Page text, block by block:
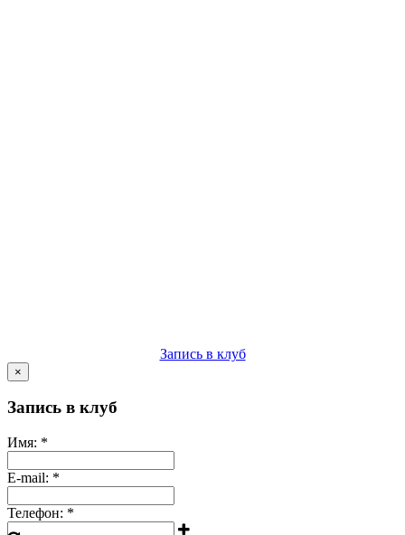
Запись в клуб
×
Запись в клуб
Имя: *
E-mail: *
Телефон: *